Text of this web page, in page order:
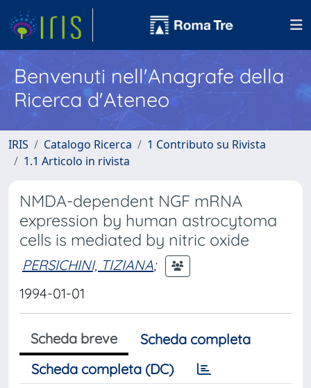
Benvenuti nell'Anagrafe della
Ricerca d'Ateneo
IRIS Catalogo Ricerca
1 Contributo su Rivista
1.1 Articolo in rivista
NMDA-dependent NGF mRNA
expression by human astrocytoma
cells is mediated by nitric oxide
PERSICHINI, TIZIANA;
1994-01-01
Scheda breve
Scheda completa
Scheda completa (DC)